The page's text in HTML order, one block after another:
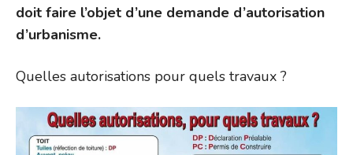
doit faire l’objet d’une demande d’autorisation
d’urbanisme.
Quelles autorisations pour quels travaux ?